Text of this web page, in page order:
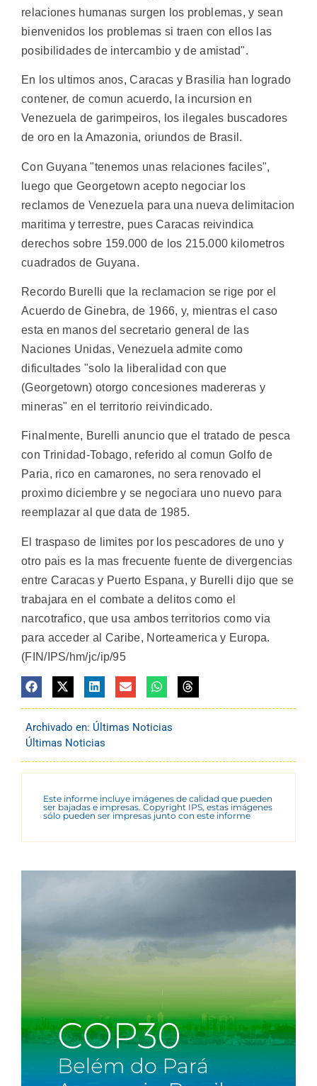
relaciones humanas surgen los problemas, y sean
bienvenidos los problemas si traen con ellos las
posibilidades de intercambio y de amistad".
En los ultimos anos, Caracas y Brasilia han logrado
contener, de comun acuerdo, la incursion en
Venezuela de garimpeiros, los ilegales buscadores
de oro en la Amazonia, oriundos de Brasil.
Con Guyana "tenemos unas relaciones faciles",
luego que Georgetown acepto negociar los
reclamos de Venezuela para una nueva delimitacion
maritima y terrestre, pues Caracas reivindica
derechos sobre 159.000 de los 215.000 kilometros
cuadrados de Guyana.
Recordo Burelli que la reclamacion se rige por el
Acuerdo de Ginebra, de 1966, y, mientras el caso
esta en manos del secretario general de las
Naciones Unidas, Venezuela admite como
dificultades "solo la liberalidad con que
(Georgetown) otorgo concesiones madereras y
mineras" en el territorio reivindicado.
Finalmente, Burelli anuncio que el tratado de pesca
con Trinidad-Tobago, referido al comun Golfo de
Paria, rico en camarones, no sera renovado el
proximo diciembre y se negociara uno nuevo para
reemplazar al que data de 1985.
El traspaso de limites por los pescadores de uno y
otro pais es la mas frecuente fuente de divergencias
entre Caracas y Puerto Espana, y Burelli dijo que se
trabajara en el combate a delitos como el
narcotrafico, que usa ambos territorios como via
para acceder al Caribe, Norteamerica y Europa.
(FIN/IPS/hm/jc/ip/95
Archivado en: Últimas Noticias
Últimas Noticias
Este informe incluye imágenes de calidad que pueden
ser bajadas e impresas. Copyright IPS, estas imágenes
sólo pueden ser impresas junto con este informe